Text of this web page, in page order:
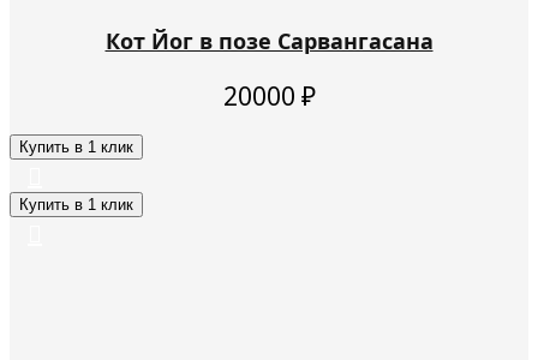
Кот Йог в позе Сарвангасана
20000 ₽
Купить в 1 клик
Купить в 1 клик